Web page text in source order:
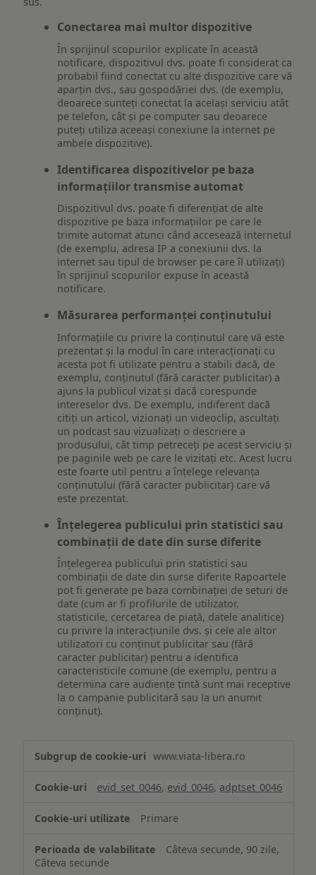
Conectarea mai multor dispozitive
În sprijinul scopurilor explicate în această
notificare, dispozitivul dvs. poate fi considerat ca
probabil fiind conectat cu alte dispozitive care vă
aparțin dvs., sau gospodăriei dvs. (de exemplu,
deoarece sunteți conectat la același serviciu atât
pe telefon, cât și pe computer sau deoarece
puteți utiliza aceeași conexiune la internet pe
ambele dispozitive).
Identificarea dispozitivelor pe baza
informațiilor transmise automat
Dispozitivul dvs. poate fi diferențiat de alte
dispozitive pe baza informațiilor pe care le
trimite automat atunci când accesează internetul
(de exemplu, adresa IP a conexiunii dvs. la
internet sau tipul de browser pe care îl utilizați)
în sprijinul scopurilor expuse în această
notificare.
Măsurarea performanței conținutului
Informațiile cu privire la conținutul care vă este
prezentat și la modul în care interacționați cu
acesta pot fi utilizate pentru a stabili dacă, de
exemplu, conținutul (fără caracter publicitar) a
ajuns la publicul vizat și dacă corespunde
intereselor dvs. De exemplu, indiferent dacă
citiți un articol, vizionați un videoclip, ascultați
un podcast sau vizualizați o descriere a
produsului, cât timp petreceți pe acest serviciu și
pe paginile web pe care le vizitați etc. Acest lucru
este foarte util pentru a înțelege relevanța
conținutului (fără caracter publicitar) care vă
este prezentat.
Înțelegerea publicului prin statistici sau
combinații de date din surse diferite
Înțelegerea publicului prin statistici sau
combinații de date din surse diferite Rapoartele
pot fi generate pe baza combinației de seturi de
date (cum ar fi profilurile de utilizator,
statisticile, cercetarea de piață, datele analitice)
cu privire la interacțiunile dvs. și cele ale altor
utilizatori cu conținut publicitar sau (fără
caracter publicitar) pentru a identifica
caracteristicile comune (de exemplu, pentru a
determina care audiențe țintă sunt mai receptive
la o campanie publicitară sau la un anumit
conținut).
Măsurare
analiză
www.viata-libera.ro
evid_set_0046, evid_0046, adptset_0046
Primare
Câteva secunde, 90 zile,
Câteva secunde